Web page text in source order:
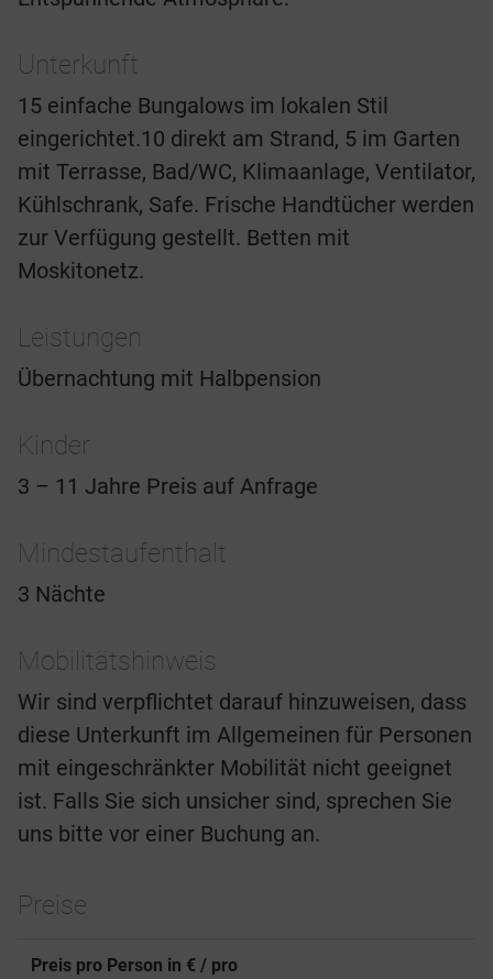
Unterkunft
15 einfache Bungalows im lokalen Stil
eingerichtet.10 direkt am Strand, 5 im Garten
mit Terrasse, Bad/WC, Klimaanlage, Ventilator,
Kühlschrank, Safe. Frische Handtücher werden
zur Verfügung gestellt. Betten mit
Moskitonetz.
Leistungen
Übernachtung mit Halbpension
Kinder
3 – 11 Jahre Preis auf Anfrage
Mindestaufenthalt
3 Nächte
Mobilitätshinweis
Wir sind verpflichtet darauf hinzuweisen, dass
diese Unterkunft im Allgemeinen für Personen
mit eingeschränkter Mobilität nicht geeignet
ist. Falls Sie sich unsicher sind, sprechen Sie
uns bitte vor einer Buchung an.
Preise
Preis pro Person in € / pro